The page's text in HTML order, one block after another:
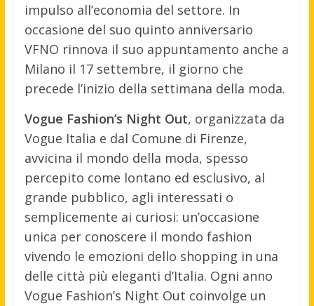
impulso all’economia del settore. In
occasione del suo quinto anniversario
VFNO rinnova il suo appuntamento anche a
Milano il 17 settembre, il giorno che
precede l’inizio della settimana della moda.
Vogue Fashion’s Night Out, organizzata da
Vogue Italia e dal Comune di Firenze,
avvicina il mondo della moda, spesso
percepito come lontano ed esclusivo, al
grande pubblico, agli interessati o
semplicemente ai curiosi: un’occasione
unica per conoscere il mondo fashion
vivendo le emozioni dello shopping in una
delle città più eleganti d’Italia. Ogni anno
Vogue Fashion’s Night Out coinvolge un